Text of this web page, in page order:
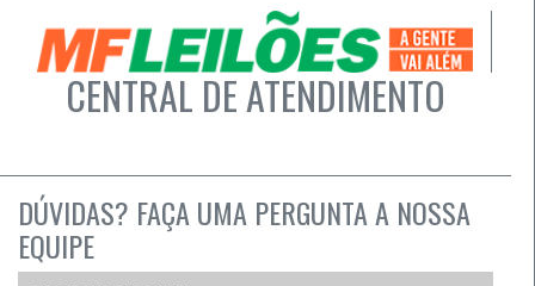
CENTRAL DE ATENDIMENTO
DÚVIDAS? FAÇA UMA PERGUNTA A NOSSA
EQUIPE